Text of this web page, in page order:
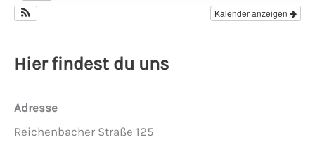
Kalender anzeigen
Hier findest du uns
Adresse
Reichenbacher Straße 125